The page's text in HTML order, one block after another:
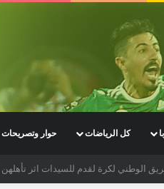
كل الرياضات حوار وتصريحات